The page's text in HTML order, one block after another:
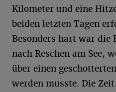
Kilometer und eine
beiden letzten Tagen
Besonders hart war die
nach Reschen am See,
über einen
werden musste. Die